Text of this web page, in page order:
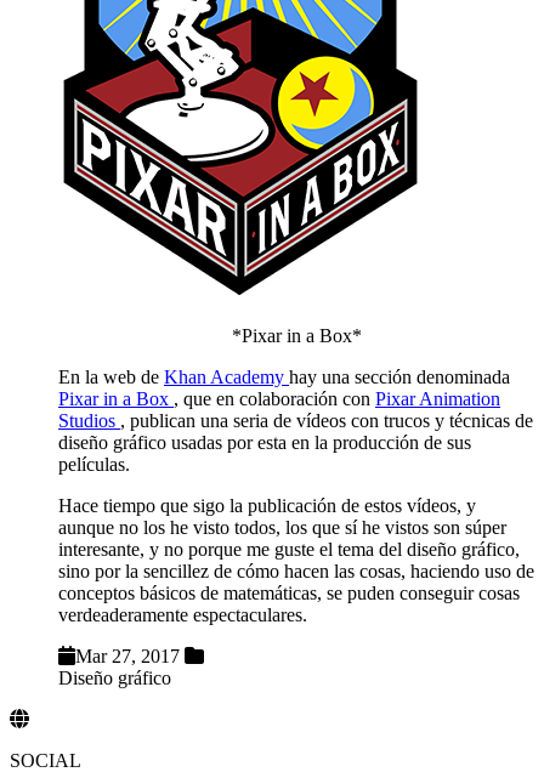
*Pixar in a Box*
En la web de Khan Academy hay una sección denominada
Pixar in a Box , que en colaboración con Pixar Animation
Studios , publican una seria de vídeos con trucos y técnicas de
diseño gráfico usadas por esta en la producción de sus
películas.
Hace tiempo que sigo la publicación de estos vídeos, y
aunque no los he visto todos, los que sí he vistos son súper
interesante, y no porque me guste el tema del diseño gráfico,
sino por la sencillez de cómo hacen las cosas, haciendo uso de
conceptos básicos de matemáticas, se puden conseguir cosas
verdeaderamente espectaculares.
Mar 27, 2017
Diseño gráfico
SOCIAL